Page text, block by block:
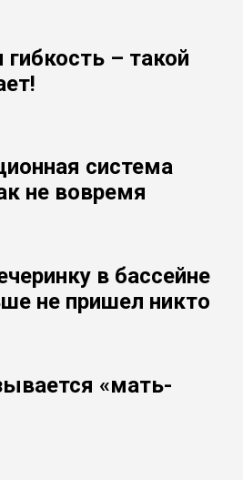
– такой
система
не вовремя
в бассейне
не пришел никто
«мать-